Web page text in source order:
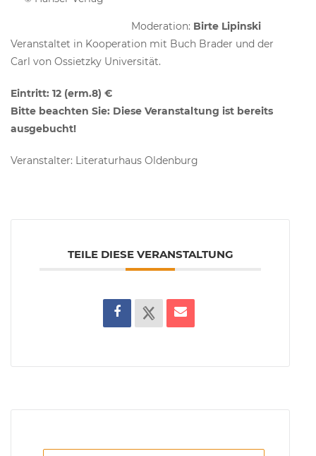
Moderation: Birte Lipinski
Veranstaltet in Kooperation mit Buch Brader und der
Carl von Ossietzky Universität.
Eintritt: 12 (erm.8) €
Bitte beachten Sie: Diese Veranstaltung ist bereits
ausgebucht!
Veranstalter: Literaturhaus Oldenburg
TEILE DIESE VERANSTALTUNG